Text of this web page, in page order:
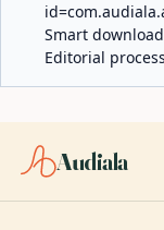
Smart
Editorial
Audiala